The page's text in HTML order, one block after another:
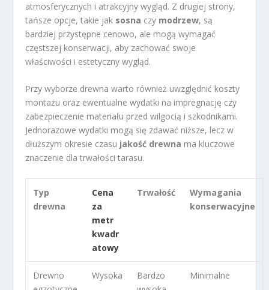
atmosferycznych i atrakcyjny wygląd. Z drugiej strony,
tańsze opcje, takie jak sosna czy modrzew, są
bardziej przystępne cenowo, ale mogą wymagać
częstszej konserwacji, aby zachować swoje
właściwości i estetyczny wygląd.
Przy wyborze drewna warto również uwzględnić koszty
montażu oraz ewentualne wydatki na impregnację czy
zabezpieczenie materiału przed wilgocią i szkodnikami.
Jednorazowe wydatki mogą się zdawać niższe, lecz w
dłuższym okresie czasu jakość drewna ma kluczowe
znaczenie dla trwałości tarasu.
Typ
drewna
Cena
za
metr
kwadr
atowy
Trwałość
Wymagania
konserwacyjne
Drewno
Wysoka
Bardzo
Minimalne